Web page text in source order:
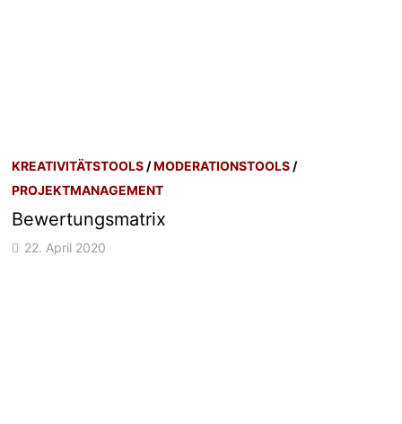
KREATIVITÄTSTOOLS /MODERATIONSTOOLS /
PROJEKTMANAGEMENT
Bewertungsmatrix
22. April 2020